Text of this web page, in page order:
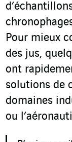
Pour mieux
des jus,
ont
solutions de
domaines
ou